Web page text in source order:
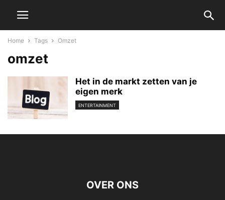
Home Tags Omzet
omzet
Het in de markt zetten van je
eigen merk
ENTERTAINMENT
OVER ONS